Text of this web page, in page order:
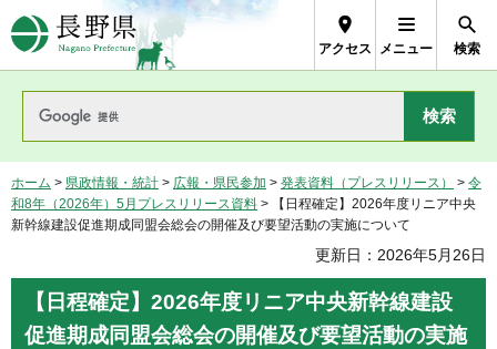
長野県Nagano Prefecture
アクセス メニュー 検索
ホーム > 県政情報・統計 > 広報・県民参加 > 発表資料（プレスリリース） > 令
和8年（2026年）5月プレスリリース資料 > 【日程確定】2026年度リニア中央
新幹線建設促進期成同盟会総会の開催及び要望活動の実施について
更新日：2026年5月26日
【日程確定】2026年度リニア中央新幹線建設
促進期成同盟会総会の開催及び要望活動の実施